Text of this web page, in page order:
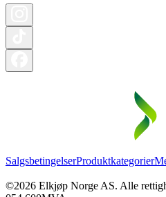
SalgsbetingelserProduktkategorier
©2026 Elkjøp Norge AS. Alle